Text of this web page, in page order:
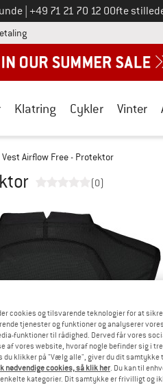
Ring til os på
+49 71 21 70 12 0Ofte
Find betalingsoplysningerne
Klatring Cykler Vinter
Vest Airflow Free - Protektor
(0)
cookies og tilsvarende teknologier for at
tjenester og funktioner og analyserer
funktioner til rådighed. Derved får vores
af vores website, hvoraf nogle befinder sig i
du klikker på "Vælg alle", giver du dit samtykke
nødvendige cookies, så klik her . Du kan til
kategorier. Dit samtykke er frivilligt og